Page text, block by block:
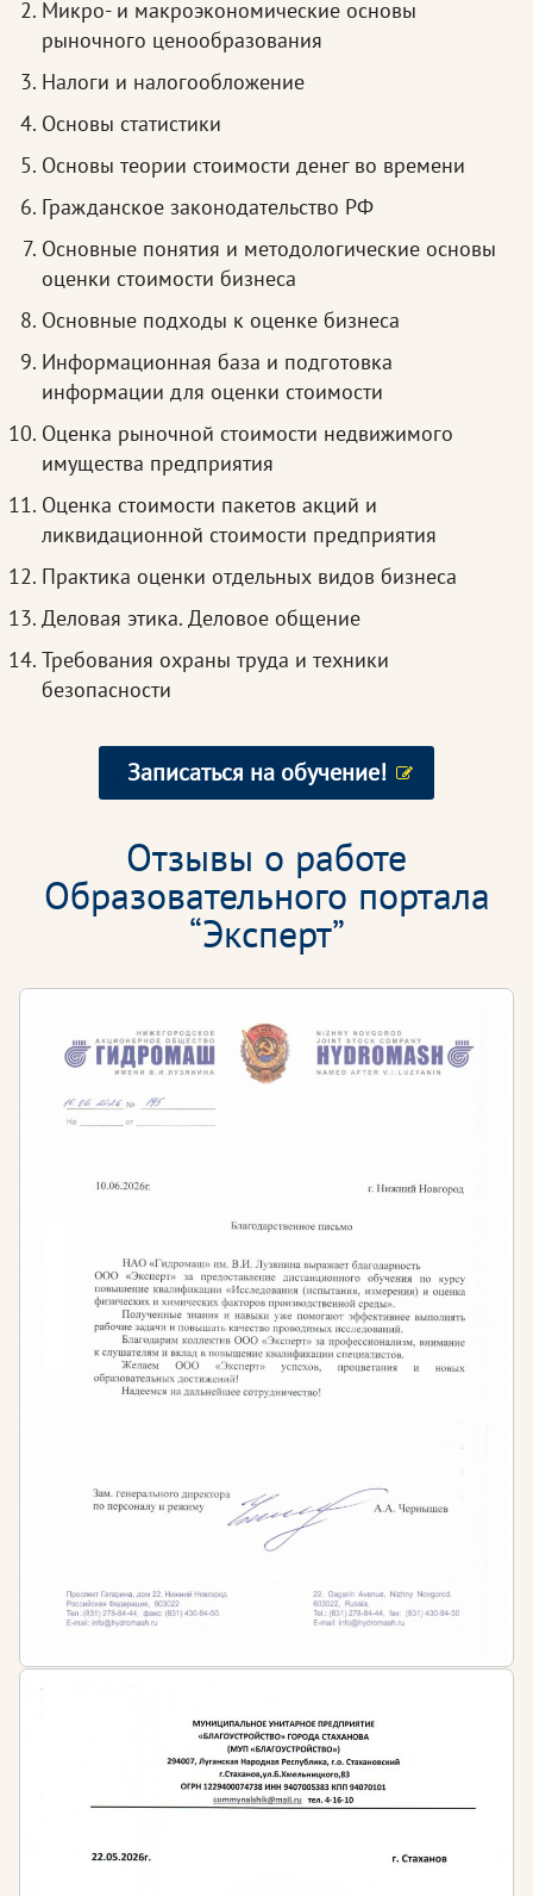
Микро- и макроэкономические основы
рыночного ценообразования
Налоги и налогообложение
Основы статистики
Основы теории стоимости денег во времени
Гражданское законодательство РФ
Основные понятия и методологические основы
оценки стоимости бизнеса
Основные подходы к оценке бизнеса
Информационная база и подготовка
информации для оценки стоимости
Оценка рыночной стоимости недвижимого
имущества предприятия
Оценка стоимости пакетов акций и
ликвидационной стоимости предприятия
Практика оценки отдельных видов бизнеса
Деловая этика. Деловое общение
Требования охраны труда и техники
безопасности
Записаться на обучение!
Отзывы о работе
Образовательного портала
“Эксперт”